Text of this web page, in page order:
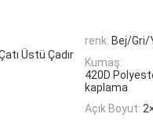
Üstü Çadır
renk: Bej/
Kumaş:
420D
kaplama
Açık Boyut: